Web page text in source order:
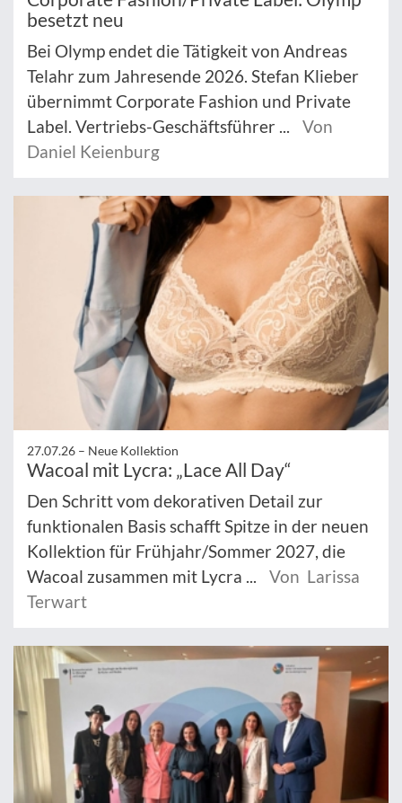
besetzt neu
Bei Olymp endet die Tätigkeit von Andreas
Telahr zum Jahresende 2026. Stefan Klieber
übernimmt Corporate Fashion und Private
Label. Vertriebs-Geschäftsführer ...
Von
Daniel Keienburg
27.07.26 – Neue Kollektion
Wacoal mit Lycra: „Lace All Day“
Den Schritt vom dekorativen Detail zur
funktionalen Basis schafft Spitze in der neuen
Kollektion für Frühjahr/Sommer 2027, die
Wacoal zusammen mit Lycra ...
Von Larissa
Terwart